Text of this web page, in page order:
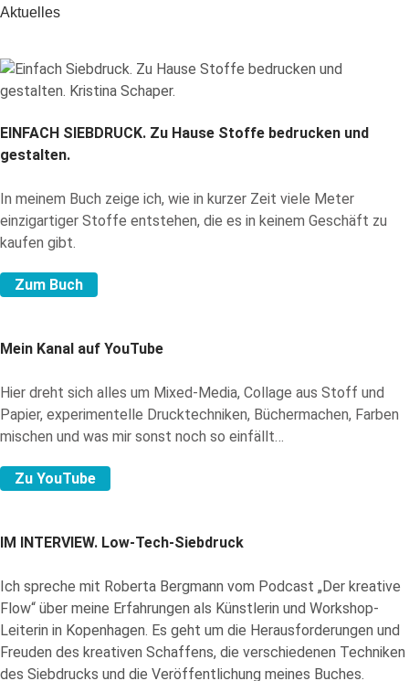
Aktuelles
EINFACH SIEBDRUCK. Zu Hause Stoffe bedrucken und
gestalten.
In meinem Buch zeige ich, wie in kurzer Zeit viele Meter
einzigartiger Stoffe entstehen, die es in keinem Geschäft zu
kaufen gibt.
Zum Buch
Mein Kanal auf YouTube
Hier dreht sich alles um Mixed-Media, Collage aus Stoff und
Papier, experimentelle Drucktechniken, Büchermachen, Farben
mischen und was mir sonst noch so einfällt…
Zu YouTube
IM INTERVIEW. Low-Tech-Siebdruck
Ich spreche mit Roberta Bergmann vom Podcast „Der kreative
Flow“ über meine Erfahrungen als Künstlerin und Workshop-
Leiterin in Kopenhagen. Es geht um die Herausforderungen und
Freuden des kreativen Schaffens, die verschiedenen Techniken
des Siebdrucks und die Veröffentlichung meines Buches.